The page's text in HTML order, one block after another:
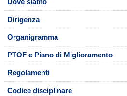
Dove siamo
Dirigenza
Organigramma
PTOF e Piano di Miglioramento
Regolamenti
Codice disciplinare